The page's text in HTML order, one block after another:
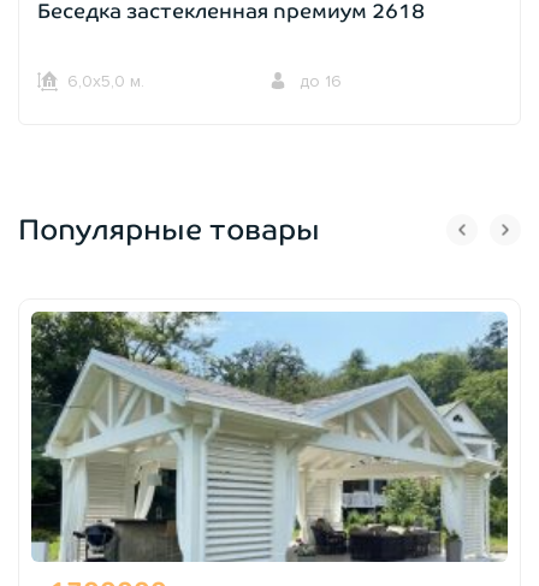
Беседка застекленная премиум 2618
6,0х5,0 м. до 16
Популярные товары